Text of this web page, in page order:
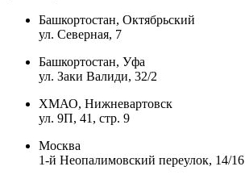
Башкортостан, Октябрьский
ул. Северная, 7
Башкортостан, Уфа
ул. Заки Валиди, 32/2
ХМАО, Нижневартовск
ул. 9П, 41, стр. 9
Москва
1-й Неопалимовский переулок, 14/16